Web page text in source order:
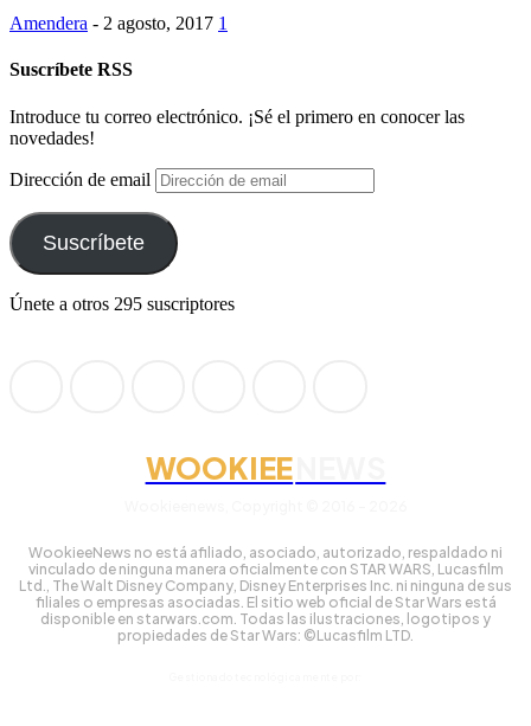
Amendera - 2 agosto, 2017 1
Suscríbete RSS
Introduce tu correo electrónico. ¡Sé el primero en conocer las
novedades!
Dirección de email
Suscríbete
Únete a otros 295 suscriptores
WOOKIEE
WookieeNews no está afiliado, asociado, autorizado, respaldado ni
vinculado de ninguna manera oficialmente con STAR WARS, Lucasfilm
Ltd., The Walt Disney Company, Disney Enterprises Inc. ni ninguna de sus
filiales o empresas asociadas. El sitio web oficial de Star Wars está
disponible en starwars.com. Todas las ilustraciones, logotipos y
propiedades de Star Wars: ©Lucasfilm LTD.